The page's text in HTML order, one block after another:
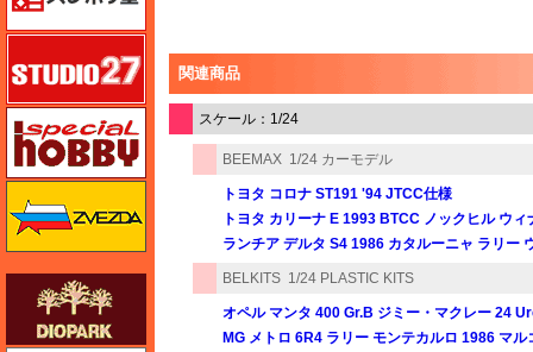
関連商品
スケール：1/24
BEEMAX 1/24 カーモデル
トヨタ コロナ ST191 '94 JTCC仕様
トヨタ カリーナ E 1993 BTCC ノックヒル ウィ
ランチア デルタ S4 1986 カタルーニャ ラリー
BELKITS 1/24 PLASTIC KITS
オペル マンタ 400 Gr.B ジミー・マクレー 24
MG メトロ 6R4 ラリー モンテカルロ 1986 マ
スペシャルホビー
ズベズダ（Zvezda）
ダイオパーク（diopark）